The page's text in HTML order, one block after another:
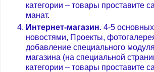
категории – товары проставите
манат.
Интернет-магазин. 4-5
новостями, Проекты,
добавление специального
магазина (на специальной
категории – товары проставите